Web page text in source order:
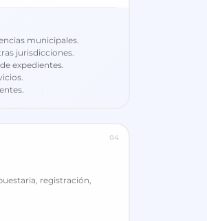
municipales.
jurisdicciones.
expedientes.
04
registración,